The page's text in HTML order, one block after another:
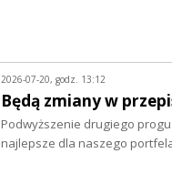
2026-07-20, godz. 13:12
Będą zmiany w
Podwyższenie drugiego
najlepsze dla naszego